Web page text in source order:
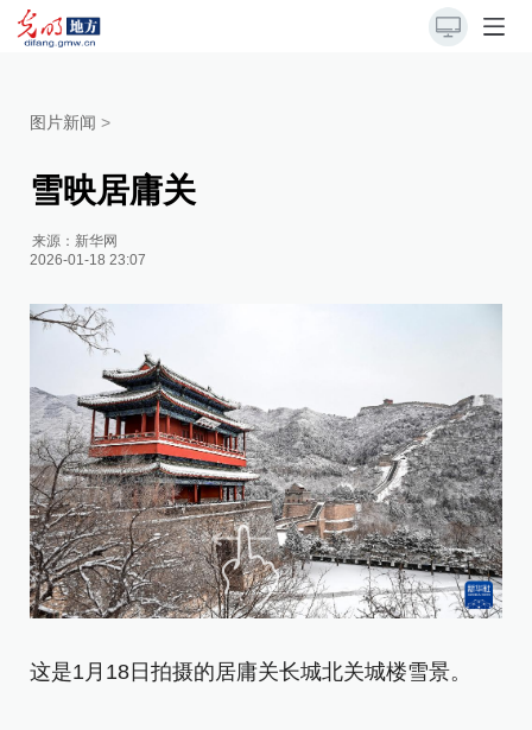
图片新闻 >
雪映居庸关
来源： 新华网
2026-01-18 23:07
这是1月18日拍摄的居庸关长城北关城楼雪景。